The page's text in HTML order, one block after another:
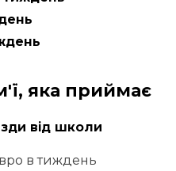
яка приймає
від школи
в тиждень